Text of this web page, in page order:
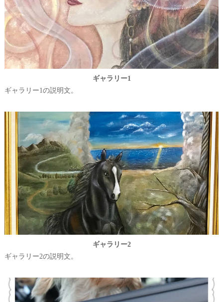
ギャラリー1
ギャラリー1の説明文。
ギャラリー2
ギャラリー2の説明文。